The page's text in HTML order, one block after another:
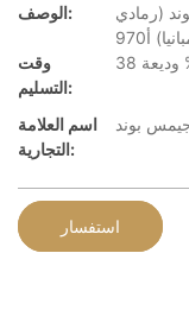
الوصف:
(رمادي
أ970
وقت
التسليم:
اسم العلامة
التجارية:
بوند
استفسار